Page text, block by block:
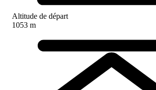
Altitude de départ
1053 m